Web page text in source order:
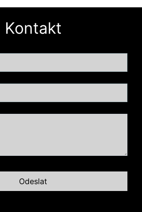
Kontakt